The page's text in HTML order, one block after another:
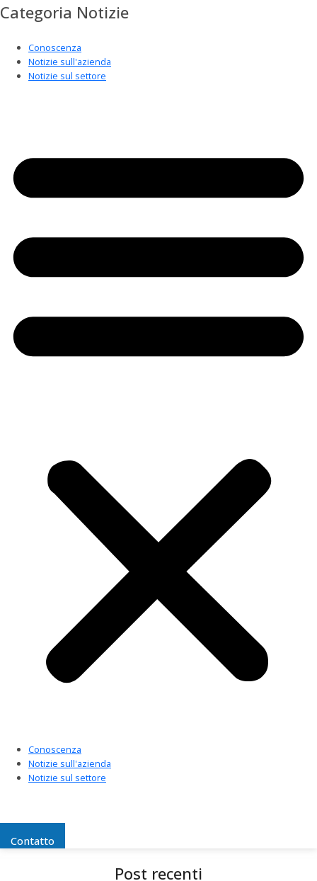
Categoria Notizie
Conoscenza
Notizie sull'azienda
Notizie sul settore
Conoscenza
Notizie sull'azienda
Notizie sul settore
Contatto
Post recenti